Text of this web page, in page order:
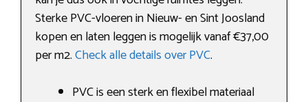
Sterke PVC-vloeren in Nieuw- en Sint Joosland
kopen en laten leggen is mogelijk vanaf €37,00
per m2.Check alle details over PVC.
PVC is een sterk en flexibel materiaal